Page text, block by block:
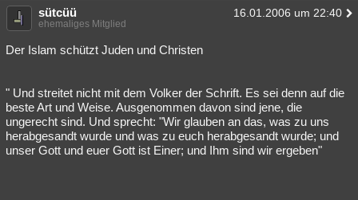
sütcüü 16.01.2006 um 22:40
ehemaliges Mitglied
Der Islam schützt Juden und Christen
" Und streitet nicht mit dem Volker der Schrift. Es sei denn auf die
beste Art und Weise. Ausgenommen davon sind jene, die
ungerecht sind. Und sprecht: "Wir glauben an das, was zu uns
herabgesandt wurde und was zu euch herabgesandt wurde; und
unser Gott und euer Gott ist Einer; und Ihm sind wir ergeben"